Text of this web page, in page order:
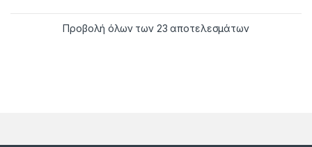
Προβολή όλων των 23 αποτελεσμάτων